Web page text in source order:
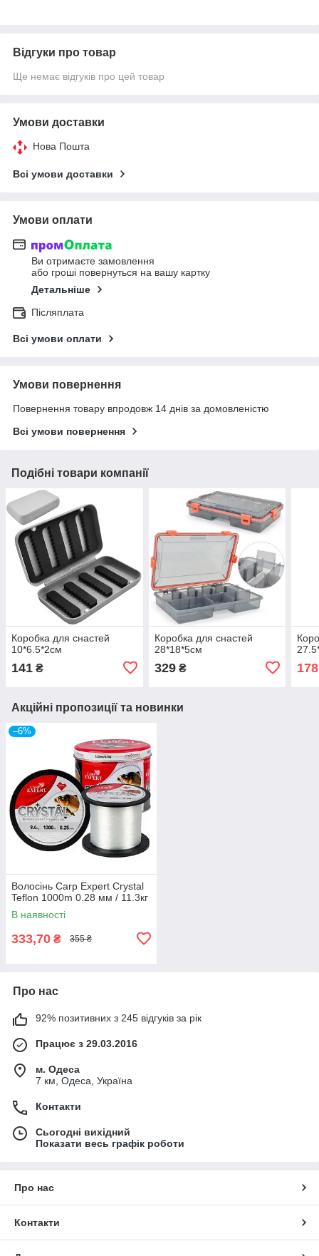
Відгуки про товар
Ще немає відгуків про цей товар
Умови доставки
Нова Пошта
Всі умови доставки
Умови оплати
Ви отримаєте замовлення
або гроші повернуться на вашу картку
Детальніше
Післяплата
Всі умови оплати
Умови повернення
Повернення товару впродовж 14 днів за домовленістю
Всі умови повернення
Подібні товари компанії
Коробка для снастей
10*6.5*2см
141 ₴
Коробка для снастей
28*18*5см
329₴
Акційні пропозиції та новинки
–6%
Волосінь Carp Expert Crystal
Teflon 1000m 0.28 мм / 11.3кг
В наявності
333,70 ₴ 355 ₴
Про нас
92% позитивних з 245 відгуків за рік
Працює з 29.03.2016
м. Одеса
7 км, Одеса, Україна
Контакти
Сьогодні вихідний
Показати весь графік роботи
Про нас
Контакти